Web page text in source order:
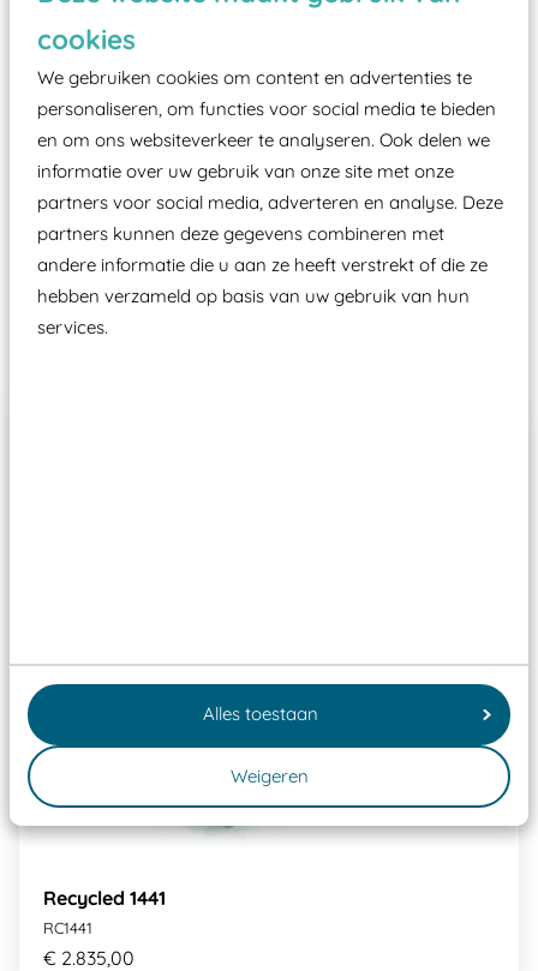
cookies
We gebruiken cookies om content en advertenties te
personaliseren, om functies voor social media te bieden
en om ons websiteverkeer te analyseren. Ook delen we
informatie over uw gebruik van onze site met onze
partners voor social media, adverteren en analyse. Deze
partners kunnen deze gegevens combineren met
andere informatie die u aan ze heeft verstrekt of die ze
hebben verzameld op basis van uw gebruik van hun
services.
Alles toestaan
Weigeren
Elk speeltoestel in de openbare ruimte voorzien
moet zijn van een typekeuring, -plaatje en
certificering, uitgegeven door een Nederlands
aangewezen keuringsinstantie?
Wij ook speeltoestellen kunnen laten keuren zodat
ze toch binnen het Warenwetbesluit Attractie- en
Speeltoestellen vallen?
Past er goed bij
Recycled 1441
RC1441
€ 2.835,00